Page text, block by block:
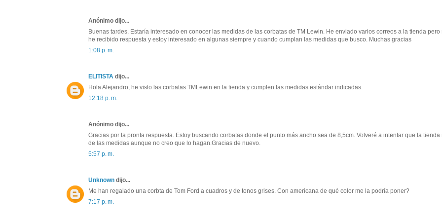
Anónimo dijo...
Buenas tardes. Estaría interesado en conocer las medidas de las corbatas de TM Lewin. He enviado varios correos a la tienda pero
he recibido respuesta y estoy interesado en algunas siempre y cuando cumplan las medidas que busco. Muchas gracias
1:08 p. m.
ELITISTA dijo...
Hola Alejandro, he visto las corbatas TMLewin en la tienda y cumplen las medidas estándar indicadas.
12:18 p. m.
Anónimo dijo...
Gracias por la pronta respuesta. Estoy buscando corbatas donde el punto más ancho sea de 8,5cm. Volveré a intentar que la tienda
de las medidas aunque no creo que lo hagan.Gracias de nuevo.
5:57 p. m.
Unknown dijo...
Me han regalado una corbta de Tom Ford a cuadros y de tonos grises. Con americana de qué color me la podría poner?
7:17 p. m.